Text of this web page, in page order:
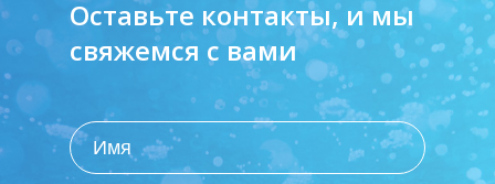
Оставьте контакты, и мы
свяжемся с вами